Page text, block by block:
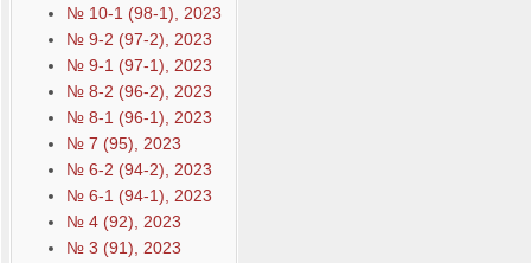
№ 10-1 (98-1), 2023
№ 9-2 (97-2), 2023
№ 9-1 (97-1), 2023
№ 8-2 (96-2), 2023
№ 8-1 (96-1), 2023
№ 7 (95), 2023
№ 6-2 (94-2), 2023
№ 6-1 (94-1), 2023
№ 4 (92), 2023
№ 3 (91), 2023